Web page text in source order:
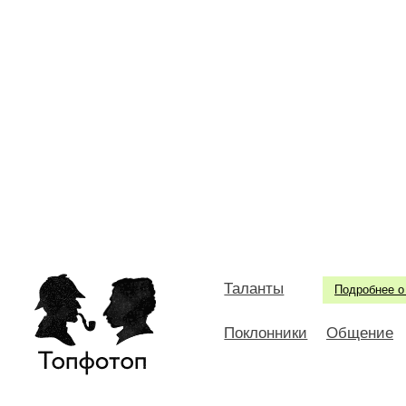
Подробнее о
Таланты
Поклонники Общение